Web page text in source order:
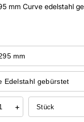
mm Curve edelstahl
+